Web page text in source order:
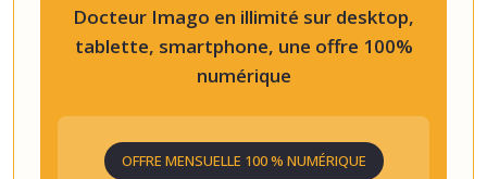
Docteur Imago en illimité sur desktop,
tablette, smartphone, une offre 100%
numérique
OFFRE MENSUELLE 100 % NUMÉRIQUE